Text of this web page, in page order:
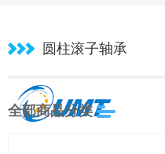
圆柱滚子轴承
全部商品分类